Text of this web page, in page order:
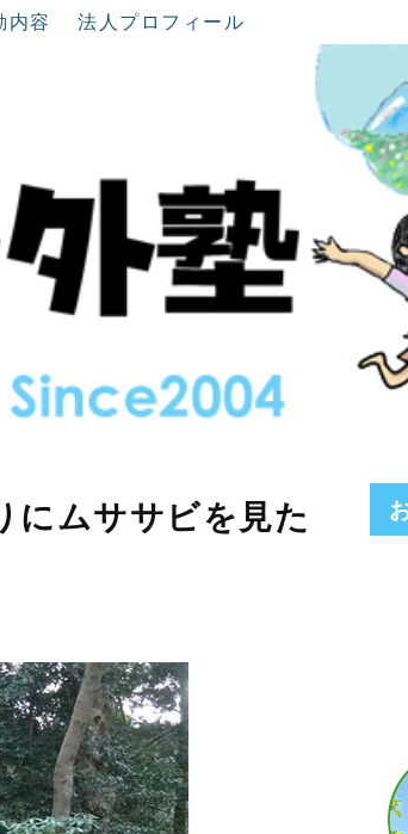
内容 法人プロフィール
にムササビを見た